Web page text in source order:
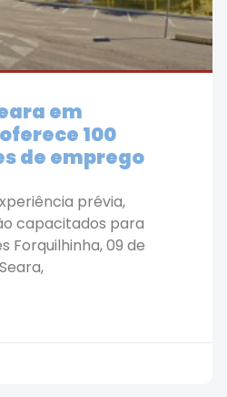
em
100
de emprego
prévia,
capacitados para
Forquilhinha, 09 de